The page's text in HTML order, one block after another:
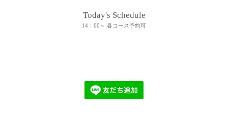
Today's Schedule
14：00～ 各コース予約可